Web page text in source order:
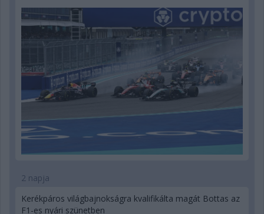
2 napja
Kerékpáros világbajnokságra kvalifikálta magát Bottas az
F1-es nyári szünetben